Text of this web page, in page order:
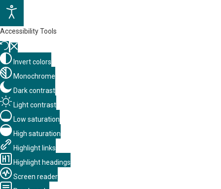
Accessibility Tools
Invert colors
Monochrome
Dark contrast
Light contrast
Low saturation
High saturation
Highlight links
Highlight headings
Screen reader